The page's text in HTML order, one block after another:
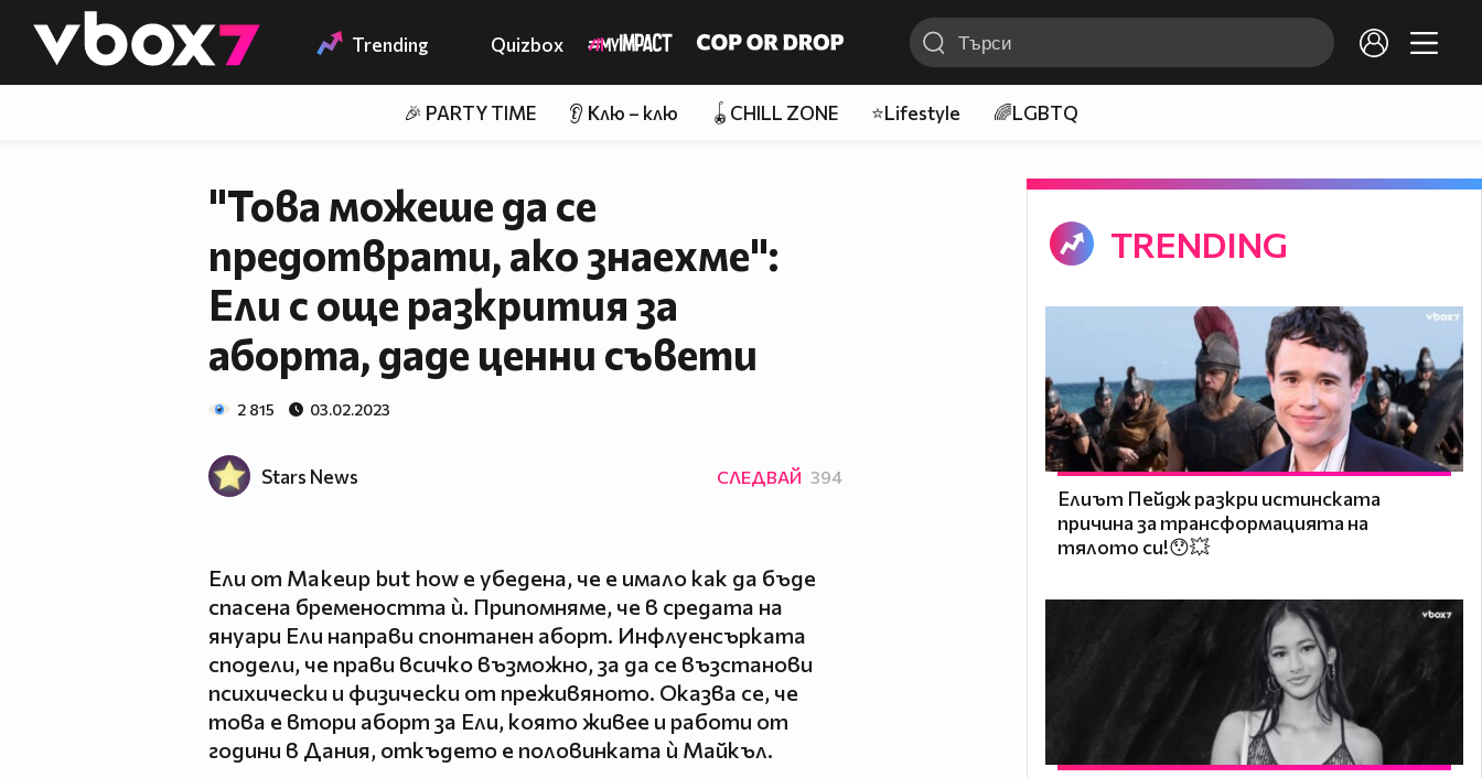
👾 Trending Quizbox
🎉 PARTY TIME 👂 Клю – клю 🪀CHILL ZONE ⭐Lifestyle 🌈LGBTQ
"Това можеше да се
предотврати, ако знаехме":
Ели с още разкрития за
аборта, даде ценни съвети
2 815 03.02.2023
Stars News СЛЕДВАЙ 394
Ели от Makeup but how е убедена, че е имало как да бъде
спасена бремеността ѝ. Припомняме, че в средата на
януари Ели направи спонтанен аборт. Инфлуенсърката
сподели, че прави всичко възможно, за да се възстанови
психически и физически от преживяното. Оказва се, че
това е втори аборт за Ели, която живее и работи от
години в Дания, откъдето е половинката ѝ Майкъл.
TRENDING
Елиът Пейдж разкри истинската
причина за трансформацията на
тялото си!😯💥